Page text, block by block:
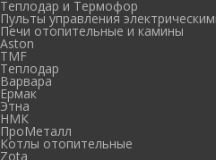
Теплодар и Термофор
Пульты управления
Печи отопительные и камины
Aston
TMF
Теплодар
Варвара
Ермак
Этна
НМК
ПроМеталл
Котлы отопительные
Zota